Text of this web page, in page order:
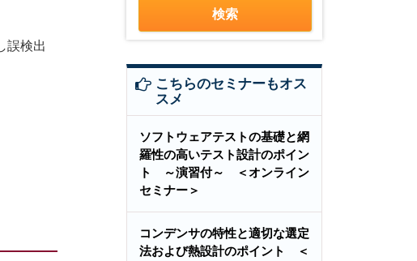
誤検出
こちらのセミナーもオス
スメ
ソフトウェアテストの基礎と網
羅性の高いテスト設計のポイン
ト ～演習付～ ＜オンライン
セミナー＞
コンデンサの特性と適切な選定
法および熱設計のポイント ＜